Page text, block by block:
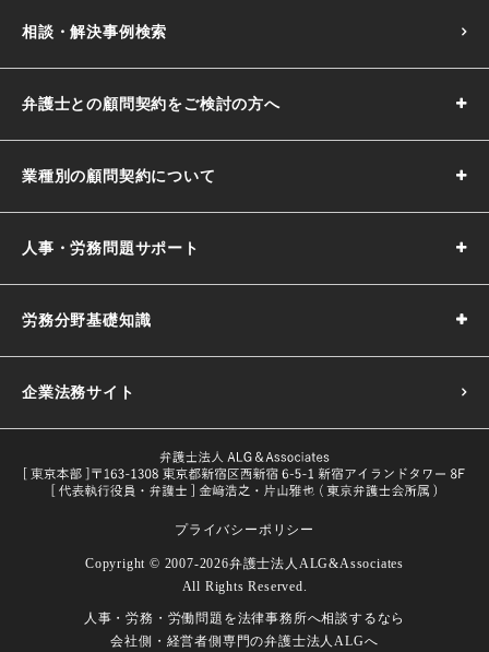
人事・労務・労働問題を法律事務所へ相談するなら
会社側・経営者側専門の弁護士法人ALGへ
相談・解決事例検索
弁護士との顧問契約をご検討の方へ
業種別の顧問契約について
人事・労務問題サポート
労務分野基礎知識
採用基準の決め方｜5つのポイントや注意点などわかりやす
試用期間とは｜解雇や期間の延長、注意点などを解説
労働者とは｜定義や関連する法律などをわかりやすく解説
目的や義務一覧・改正内容をわかり
企業法務サイト
プライバシーポリシー
Copyright © 2007-2026弁護士法人ALG&Associates
All Rights Reserved.